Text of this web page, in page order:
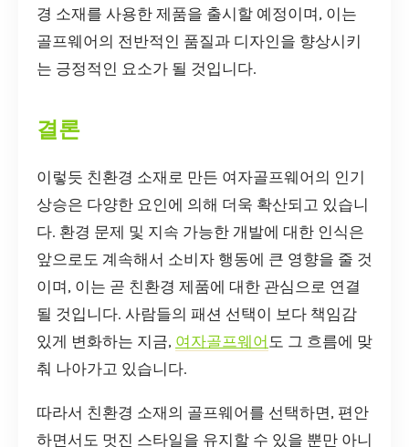
경 소재를 사용한 제품을 출시할 예정이며, 이는
골프웨어의 전반적인 품질과 디자인을 향상시키
는 긍정적인 요소가 될 것입니다.
결론
이렇듯 친환경 소재로 만든 여자골프웨어의 인기
상승은 다양한 요인에 의해 더욱 확산되고 있습니
다. 환경 문제 및 지속 가능한 개발에 대한 인식은
앞으로도 계속해서 소비자 행동에 큰 영향을 줄 것
이며, 이는 곧 친환경 제품에 대한 관심으로 연결
될 것입니다. 사람들의 패션 선택이 보다 책임감
있게 변화하는 지금, 여자골프웨어 도 그 흐름에 맞
춰 나아가고 있습니다.
따라서 친환경 소재의 골프웨어를 선택하면, 편안
하면서도 멋진 스타일을 유지할 수 있을 뿐만 아니